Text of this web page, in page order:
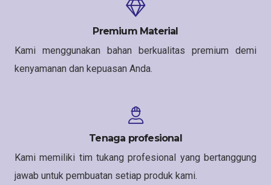
Premium Material
Kami menggunakan bahan berkualitas premium demi
kenyamanan dan kepuasan Anda.
Tenaga profesional
Kami memiliki tim tukang profesional yang bertanggung
jawab untuk pembuatan setiap produk kami.